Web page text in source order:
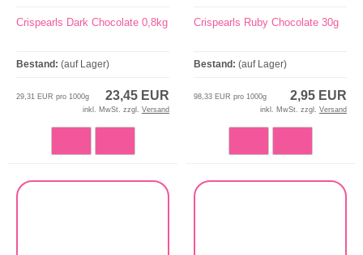
Crispearls Dark Chocolate 0,8kg
Bestand: (auf Lager)
23,45 EUR
29,31 EUR pro 1000g
inkl. MwSt. zzgl. Versand
Crispearls Ruby Chocolate 30g
Bestand: (auf Lager)
2,95 EUR
98,33 EUR pro 1000g
inkl. MwSt. zzgl. Versand